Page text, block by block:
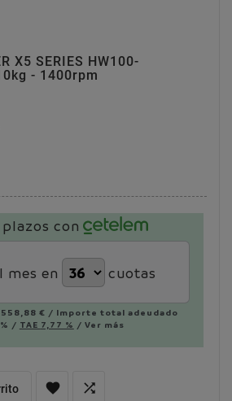
X5 SERIES HW100-
- 1400rpm
plazos con
mes en cuotas
558,88 € / Importe total adeudado
/ TAE 7,77 % / Ver más
 